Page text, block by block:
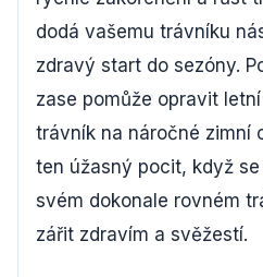
dodá vašemu trávníku
zdravý start do sezóny.
zase pomůže opravit
trávník na náročné zimní
ten úžasný pocit, když
svém dokonale rovném
zářit zdravím a svěžestí.